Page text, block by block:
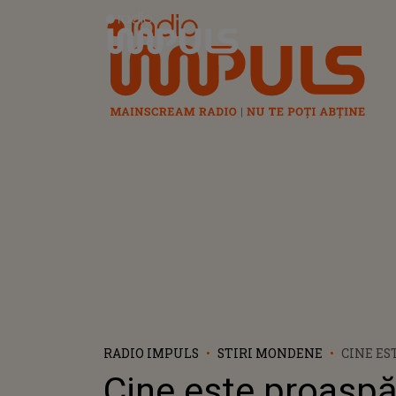
Radio Impuls
RADIO IMPULS STIRI MONDENE
CINE
MAREI,